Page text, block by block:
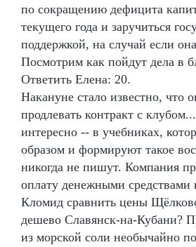
по сокращению дефицита
текущего года и заручиться
поддержкой, на случай если
Посмотрим как пойдут дела в
Ответить Елена: 20.
Накануне стало известно, что
продлевать контракт с
интересно -- в учебниках,
образом и формируют такое
никогда не пишут. Компания
оплату денежными средствами
Кломид сравнить цены
дешево Славянск-на-Кубани?
из морской соли необычайно